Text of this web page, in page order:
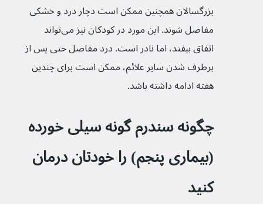
بزرگسالان همچنین ممکن است دچار درد و خشکی
مفاصل شوند. این مورد در کودکان نیز می‌تواند
اتفاق بیفتد، اما نادر است. درد مفاصل حتی پس از
برطرف شدن سایر علائم، ممکن است برای چندین
هفته ادامه داشته باشد.
چگونه سندرم گونه سیلی خورده
(بیماری پنجم) را خودتان درمان
کنید